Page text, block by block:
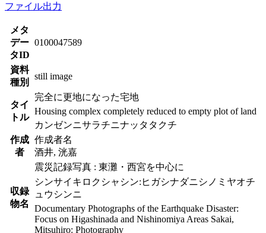
ファイル出力
メタ
デー
タID
0100047589
資料
種別
still image
タイ
トル
完全に更地になった宅地
Housing complex completely reduced to empty plot of land
カンゼンニサラチニナッタタクチ
作成
者
作成者名
酒井, 洸嘉
収録
物名
震災記録写真 : 東灘・西宮を中心に
シンサイキロクシャシン:ヒガシナダニシノミヤオチ
ュウシンニ
Documentary Photographs of the Earthquake Disaster:
Focus on Higashinada and Nishinomiya Areas Sakai,
Mitsuhiro: Photography